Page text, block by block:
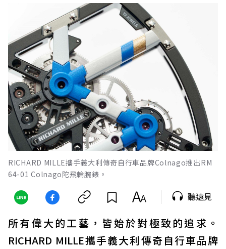
RICHARD MILLE攜手義大利傳奇自行車品牌Colnago推出RM
64-01 Colnago陀飛輪腕錶。
聽遠見
所有偉大的工藝，皆始於對極致的追求。
RICHARD MILLE攜手義大利傳奇自行車品牌